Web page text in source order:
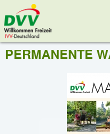
PERMANENTE